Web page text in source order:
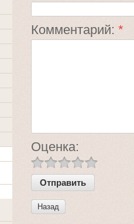
Комментарий: *
Оценка:
Назад